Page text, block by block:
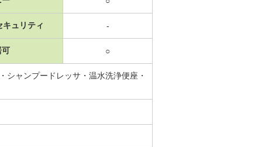
キュリティ -
可 ○
シャンプードレッサ・温水洗浄便座・